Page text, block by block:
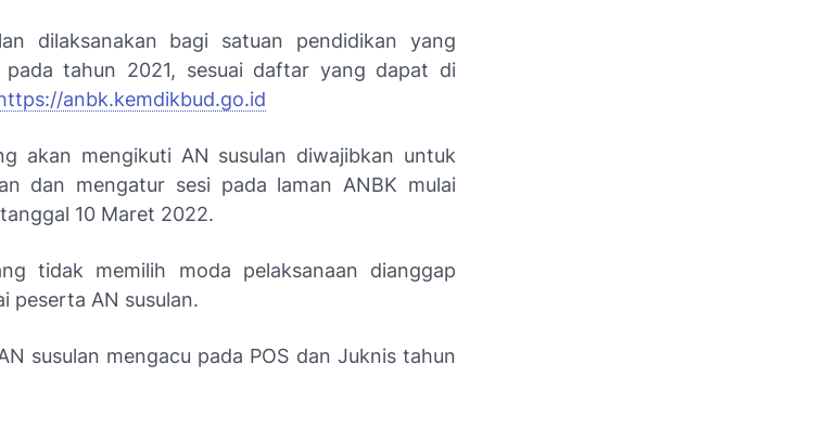
dilaksanakan bagi satuan pendidikan yang
pada tahun 2021, sesuai daftar yang dapat di
anbk.kemdikbud.go.id
akan mengikuti AN susulan diwajibkan untuk
dan mengatur sesi pada laman ANBK mulai
10 Maret 2022.
tidak memilih moda pelaksanaan dianggap
peserta AN susulan.
susulan mengacu pada POS dan Juknis tahun